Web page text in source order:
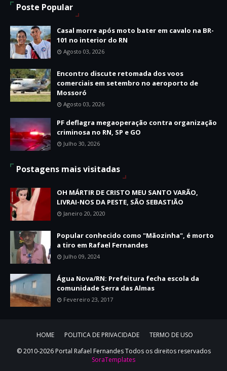
Poste Popular
Casal morre após moto bater em cavalo na BR-
101 no interior do RN
Agosto 03, 2026
Encontro discute retomada dos voos
comerciais em setembro no aeroporto de
Mossoró
Agosto 03, 2026
PF deflagra megaoperação contra organização
criminosa no RN, SP e GO
Julho 30, 2026
Postagens mais visitadas
OH MÁRTIR DE CRISTO MEU SANTO VARÃO,
LIVRAI-NOS DA PESTE, SÃO SEBASTIÃO
Janeiro 20, 2020
Popular conhecido como "Mãozinha", é morto
a tiro em Rafael Fernandes
Julho 09, 2024
Água Nova/RN: Prefeitura fecha escola da
comunidade Serra das Almas
Fevereiro 23, 2017
HOME POLITICA DE PRIVACIDADE
TERMO DE USO
© 2010-2026 Portal Rafael Fernandes Todos os direitos reservados
SoraTemplates